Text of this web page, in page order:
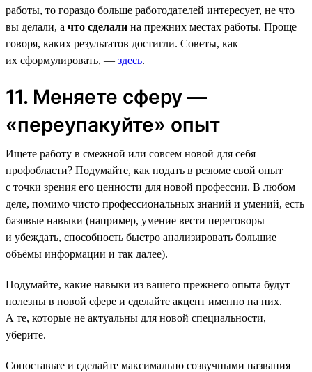
работы, то гораздо больше работодателей интересует, не что
вы делали, а что сделали на прежних местах работы. Проще
говоря, каких результатов достигли. Советы, как
их сформулировать, — здесь.
11. Меняете сферу —
«переупакуйте» опыт
Ищете работу в смежной или совсем новой для себя
профобласти? Подумайте, как подать в резюме свой опыт
с точки зрения его ценности для новой профессии. В любом
деле, помимо чисто профессиональных знаний и умений, есть
базовые навыки (например, умение вести переговоры
и убеждать, способность быстро анализировать большие
объёмы информации и так далее).
Подумайте, какие навыки из вашего прежнего опыта будут
полезны в новой сфере и сделайте акцент именно на них.
А те, которые не актуальны для новой специальности,
уберите.
Сопоставьте и сделайте максимально созвучными названия